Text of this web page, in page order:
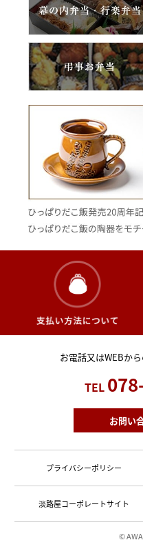
お電話又はWEBか
TEL
お問い
プライバシーポリシー
淡路屋コーポレートサイト
©